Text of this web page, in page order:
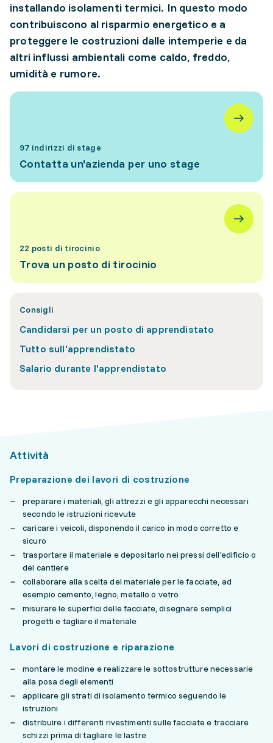
installando isolamenti termici. In questo modo
contribuiscono al risparmio energetico e a
proteggere le costruzioni dalle intemperie e da
altri influssi ambientali come caldo, freddo,
umidità e rumore.
97 indirizzi di stage
Contatta un'azienda per uno stage
22 posti di tirocinio
Trova un posto di tirocinio
Consigli
Candidarsi per un posto di apprendistato
Tutto sull'apprendistato
Salario durante l'apprendistato
Attività
Preparazione dei lavori di costruzione
preparare i materiali, gli attrezzi e gli apparecchi necessari
secondo le istruzioni ricevute
caricare i veicoli, disponendo il carico in modo corretto e
sicuro
trasportare il materiale e depositarlo nei pressi dell'edificio o
del cantiere
collaborare alla scelta del materiale per le facciate, ad
esempio cemento, legno, metallo o vetro
misurare le superfici delle facciate, disegnare semplici
progetti e tagliare il materiale
Lavori di costruzione e riparazione
montare le modine e realizzare le sottostrutture necessarie
alla posa degli elementi
applicare gli strati di isolamento termico seguendo le
istruzioni
distribuire i differenti rivestimenti sulle facciate e tracciare
schizzi prima di tagliare le lastre